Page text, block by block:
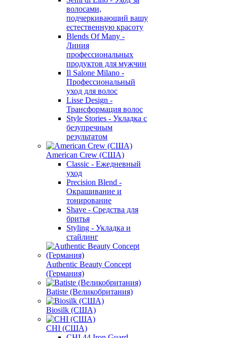
волосами,
подчеркивающий вашу
естественную красоту
Blends Of Many -
Линия
профессиональных
продуктов для мужчин
Il Salone Milano -
Профессиональный
уход для волос
Lisse Design -
Трансформация волос
Style Stories - Укладка с
безупречным
результатом
American Crew (США)
Classic - Ежедневный
уход
Precision Blend -
Окрашивание и
тонирование
Shave - Средства для
бритья
Styling - Укладка и
стайлинг
Authentic Beauty Concept
(Германия)
Batiste (Великобритания)
Biosilk (США)
CHI (США)